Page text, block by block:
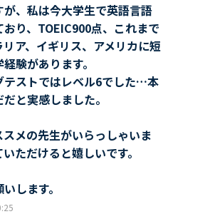
が、私は今大学生で英語言語
り、TOEIC900点、これまで
ア、イギリス、アメリカに短
験があります。
テストではレベル6でした…本
と実感しました。
メの先生がいらっしゃいま
ただけると嬉しいです。
します。